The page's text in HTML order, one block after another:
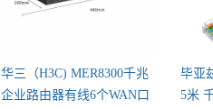
华三（H3C) MER8300千兆
企业路由器有线6个WAN口
毕亚
5米